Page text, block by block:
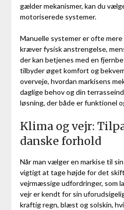
gælder mekanismer, kan du
motoriserede systemer.
Manuelle systemer er ofte
kræver fysisk anstrengelse,
der kan betjenes med en
tilbyder øget komfort og
overveje, hvordan markisens
daglige behov og din
løsning, der både er funktionel
Klima og vejr:
danske forhold
Når man vælger en markise til
vigtigt at tage højde for det
vejrmæssige udfordringer, som
vejr er kendt for sin
kraftig regn, blæst og solskin,